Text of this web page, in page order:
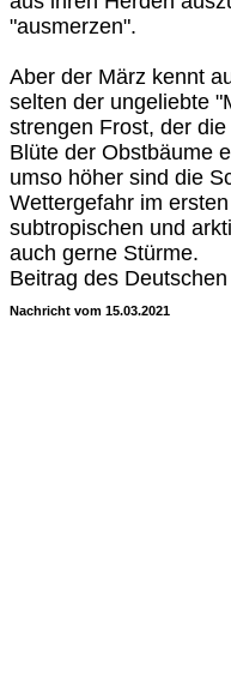
"ausmerzen".
Aber der März kennt
selten der ungeliebte
strengen Frost, der
Blüte der Obstbäume
umso höher sind die
Wettergefahr im
subtropischen und
auch gerne Stürme.
Beitrag des
Nachricht vom 15.03.2021